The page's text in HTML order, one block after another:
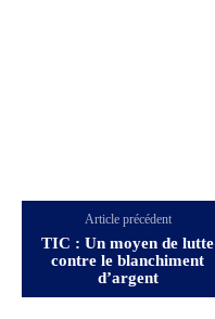
Article précédent
TIC : Un moyen de lutte
contre le blanchiment
d’argent